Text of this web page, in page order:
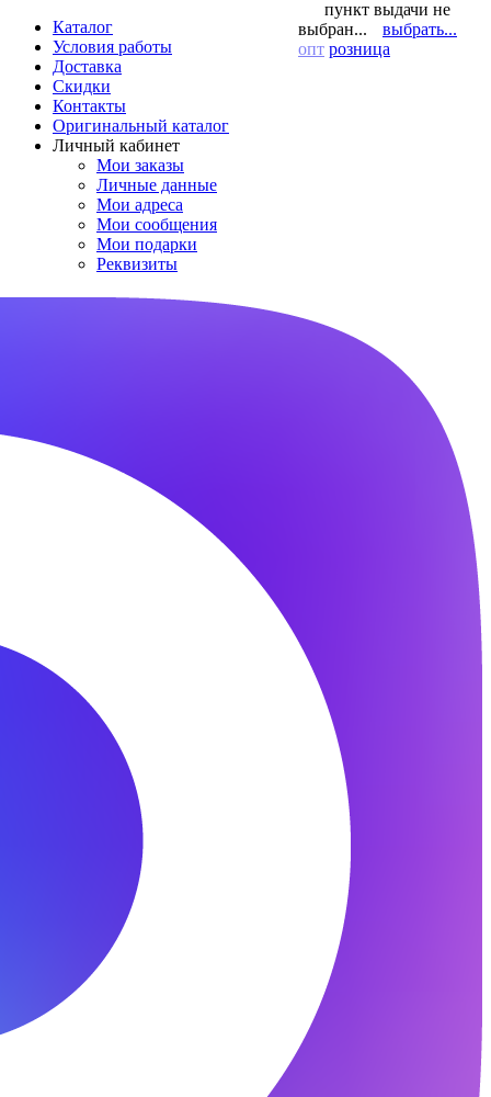
Каталог
Условия работы
Доставка
Скидки
Контакты
Оригинальный каталог
Личный кабинет
Мои заказы
Личные данные
Мои адреса
Мои сообщения
Мои подарки
Реквизиты
пункт выдачи не
выбран...
выбрать...
опт розница